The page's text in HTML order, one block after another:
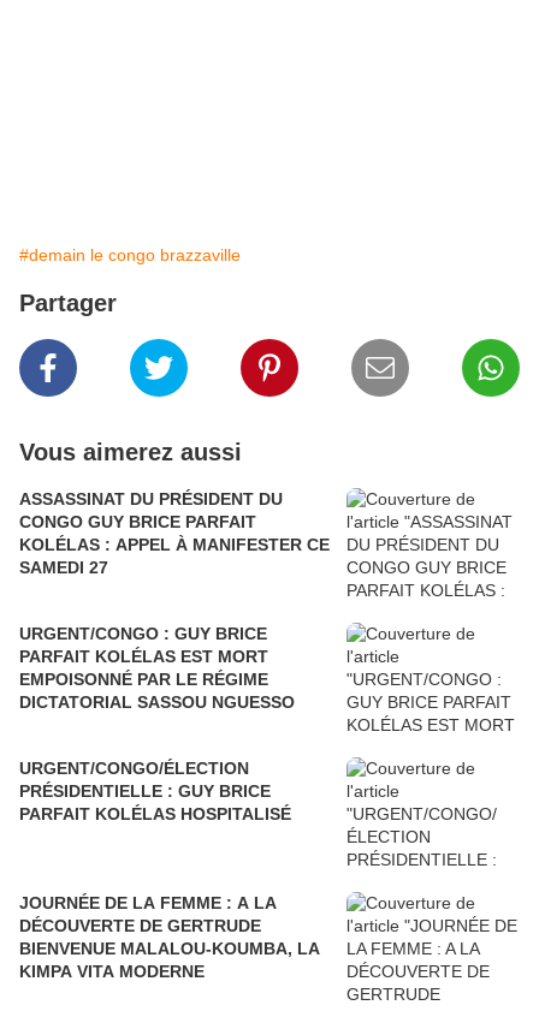
#demain le congo brazzaville
Partager
Vous aimerez aussi
ASSASSINAT DU PRÉSIDENT DU
CONGO GUY BRICE PARFAIT
KOLÉLAS : APPEL À MANIFESTER CE
SAMEDI 27
URGENT/CONGO : GUY BRICE
PARFAIT KOLÉLAS EST MORT
EMPOISONNÉ PAR LE RÉGIME
DICTATORIAL SASSOU NGUESSO
URGENT/CONGO/ÉLECTION
PRÉSIDENTIELLE : GUY BRICE
PARFAIT KOLÉLAS HOSPITALISÉ
JOURNÉE DE LA FEMME : A LA
DÉCOUVERTE DE GERTRUDE
BIENVENUE MALALOU-KOUMBA, LA
KIMPA VITA MODERNE